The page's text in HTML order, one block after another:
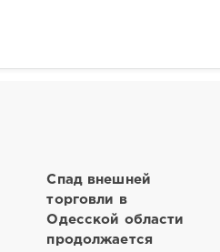
Спад внешней
торговли в
Одесской области
продолжается